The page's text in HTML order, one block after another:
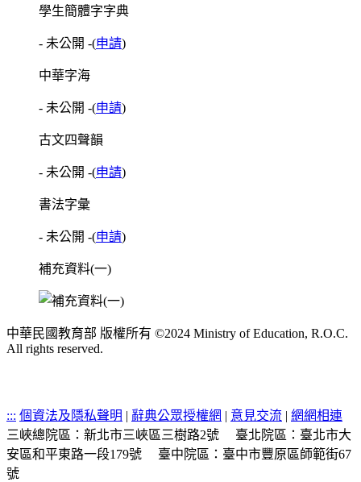
學生簡體字字典
- 未公開 -(申請)
中華字海
- 未公開 -(申請)
古文四聲韻
- 未公開 -(申請)
書法字彙
- 未公開 -(申請)
補充資料(一)
中華民國教育部 版權所有 ©2024 Ministry of Education, R.O.C.
All rights reserved.
::: 個資法及隱私聲明 | 辭典公眾授權網 | 意見交流 | 網網相連
三峽總院區：新北市三峽區三樹路2號
臺北院區：臺北市大
安區和平東路一段179號
臺中院區：臺中市豐原區師範街67
號